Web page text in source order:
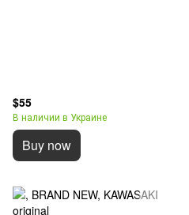
$55
В наличии в Украине
Buy now